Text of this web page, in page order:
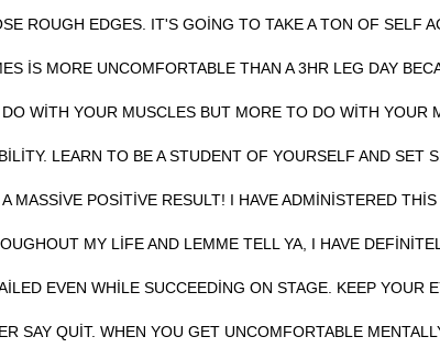
ROUGH EDGES. IT'S GOING TO TAKE A TON OF SELF
IS MORE UNCOMFORTABLE THAN A 3HR LEG DAY
DO WITH YOUR MUSCLES BUT MORE TO DO WITH YOUR
LEARN TO BE A STUDENT OF YOURSELF AND SET
MASSIVE POSITIVE RESULT! I HAVE ADMINISTERED
MY LIFE AND LEMME TELL YA, I HAVE
EVEN WHILE SUCCEEDING ON STAGE. KEEP YOUR
SAY QUIT. WHEN YOU GET UNCOMFORTABLE